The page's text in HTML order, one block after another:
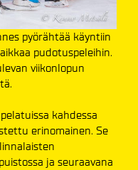
pyörähtää käyntiin
pudotuspeleihin.
viikonlopun
kahdessa
erinomainen. Se
ja seuraavana